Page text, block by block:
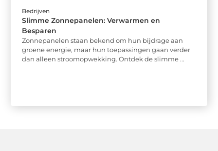
Bedrijven
Slimme Zonnepanelen: Verwarmen en
Besparen
Zonnepanelen staan bekend om hun bijdrage aan
groene energie, maar hun toepassingen gaan verder
dan alleen stroomopwekking. Ontdek de slimme ...